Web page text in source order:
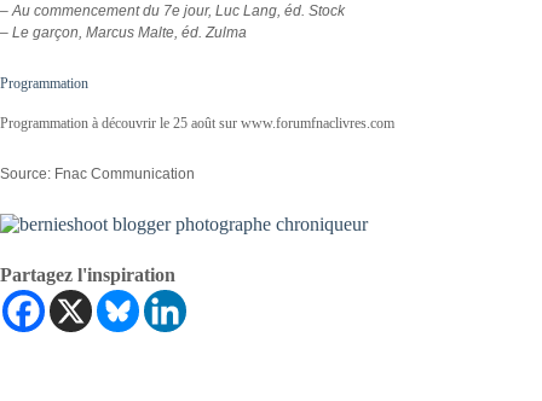
– Au commencement du 7e jour, Luc Lang, éd. Stock
– Le garçon, Marcus Malte, éd. Zulma
Programmation
Programmation à découvrir le 25 août sur www.forumfnaclivres.com
Source: Fnac Communication
Partagez l'inspiration